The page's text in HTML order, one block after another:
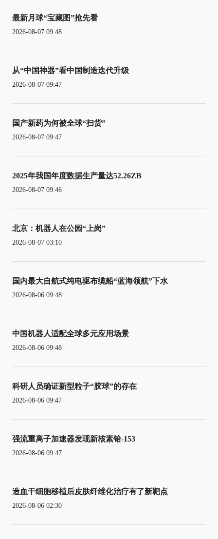
最新月球“宝藏图”抢先看
2026-08-07 09:48
从“中国神器”看中国制造迭代升级
2026-08-07 09:47
国产新药为何被全球“扫货”
2026-08-07 09:47
2025年我国年度数据生产量达52.26ZB
2026-08-07 09:46
北京：机器人在公园“上岗”
2026-08-07 03:10
国内最大自航式纯电驱布缆船“蓝海领航”下水
2026-08-06 09:48
中国机器人适配全球多元应用场景
2026-08-06 09:48
科研人员确证新型粒子“胶球”的存在
2026-08-06 09:47
强流重离子加速器发现新核素铪-153
2026-08-06 09:47
造血干细胞移植后皮肤纤维化治疗有了新靶点
2026-08-06 02:30